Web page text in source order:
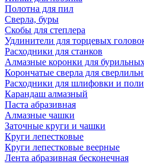
Полотна для пил
Сверла, буры
Скобы для степлера
Удлинители для торцевых
Расходники для станков
Алмазные коронки для
Корончатые сверла для
Расходники для шлифовки и
Карандаш алмазный
Паста абразивная
Алмазные чашки
Заточные круги и чашки
Круги лепестковые
Круги лепестковые веерные
Лента абразивная бесконечная